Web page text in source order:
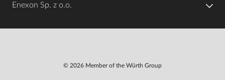
Enexon Sp. z o.o.
© 2026 Member of the Würth Group